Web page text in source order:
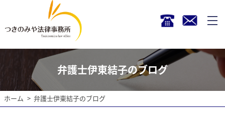
弁護士伊東結子のブログ
ホーム 弁護士伊東結子のブログ